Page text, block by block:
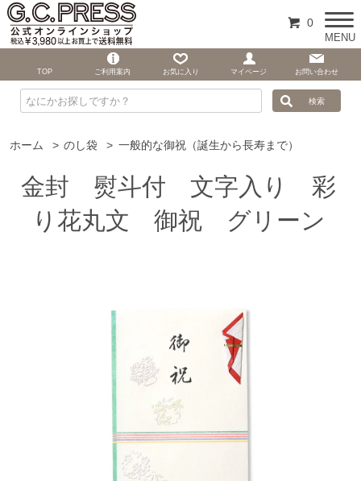
ホーム > のし袋 > 一般的な御祝（誕生から長寿まで）
金封 熨斗付 文字入り 彩
り花丸文 御祝 グリーン
0
MENU
TOP ご利用案内 お気に入り マイページ お問い合わせ